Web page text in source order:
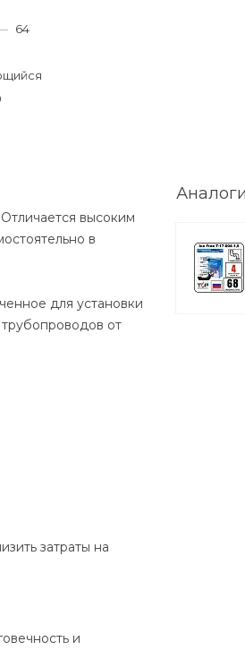
64
высоким
в
для установки
от
затраты на
и